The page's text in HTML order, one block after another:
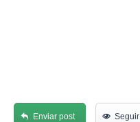
Enviar post